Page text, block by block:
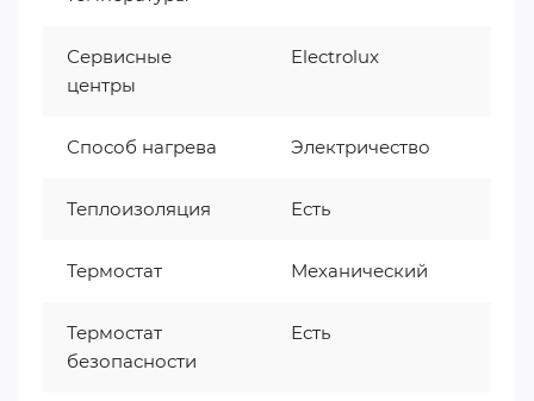
Сервисные
центры
Electrolux
Способ нагрева Электричество
Теплоизоляция Есть
Термостат Механический
Термостат
безопасности
Есть